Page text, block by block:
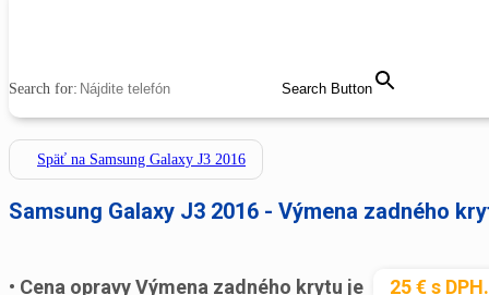
Search for: Search Button
Späť na Samsung Galaxy J3 2016
Samsung Galaxy J3 2016 - Výmena zadného
Cena opravy Výmena zadného krytu je 25 € s DPH.